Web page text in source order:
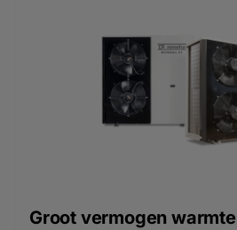
Groot vermogen